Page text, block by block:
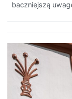
baczniejszą